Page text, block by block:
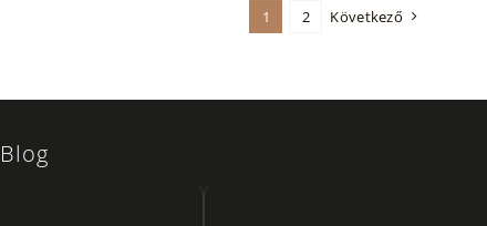
1 2 Következő
Blog